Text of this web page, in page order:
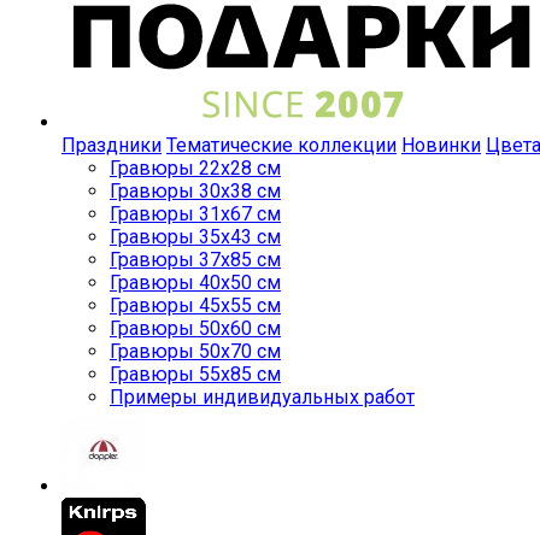
Праздники Тематические коллекции Новинки Цвета
Гравюры 22x28 см
Гравюры 30x38 см
Гравюры 31x67 см
Гравюры 35x43 см
Гравюры 37x85 см
Гравюры 40x50 см
Гравюры 45x55 см
Гравюры 50x60 см
Гравюры 50x70 см
Гравюры 55x85 см
Примеры индивидуальных работ